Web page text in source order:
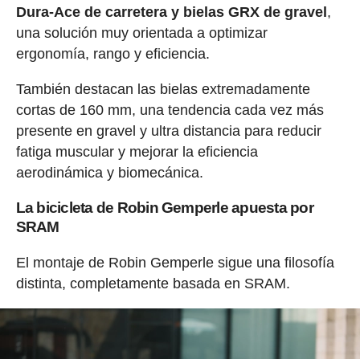
Dura-Ace de carretera y bielas GRX de gravel,
una solución muy orientada a optimizar
ergonomía, rango y eficiencia.
También destacan las bielas extremadamente
cortas de 160 mm, una tendencia cada vez más
presente en gravel y ultra distancia para reducir
fatiga muscular y mejorar la eficiencia
aerodinámica y biomecánica.
La bicicleta de Robin Gemperle apuesta por
SRAM
El montaje de Robin Gemperle sigue una filosofía
distinta, completamente basada en SRAM.